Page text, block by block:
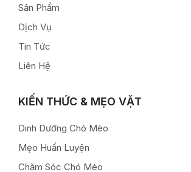
Sản Phẩm
Dịch Vụ
Tin Tức
Liên Hệ
KIẾN THỨC & MẸO VẶT
Dinh Dưỡng Chó Mèo
Mẹo Huấn Luyện
Chăm Sóc Chó Mèo